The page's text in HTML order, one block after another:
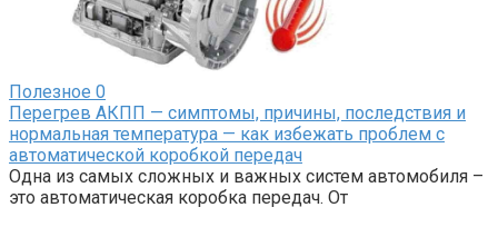
Полезное 0
Перегрев АКПП — симптомы, причины, последствия и
нормальная температура — как избежать проблем с
автоматической коробкой передач
Одна из самых сложных и важных систем автомобиля –
это автоматическая коробка передач. От